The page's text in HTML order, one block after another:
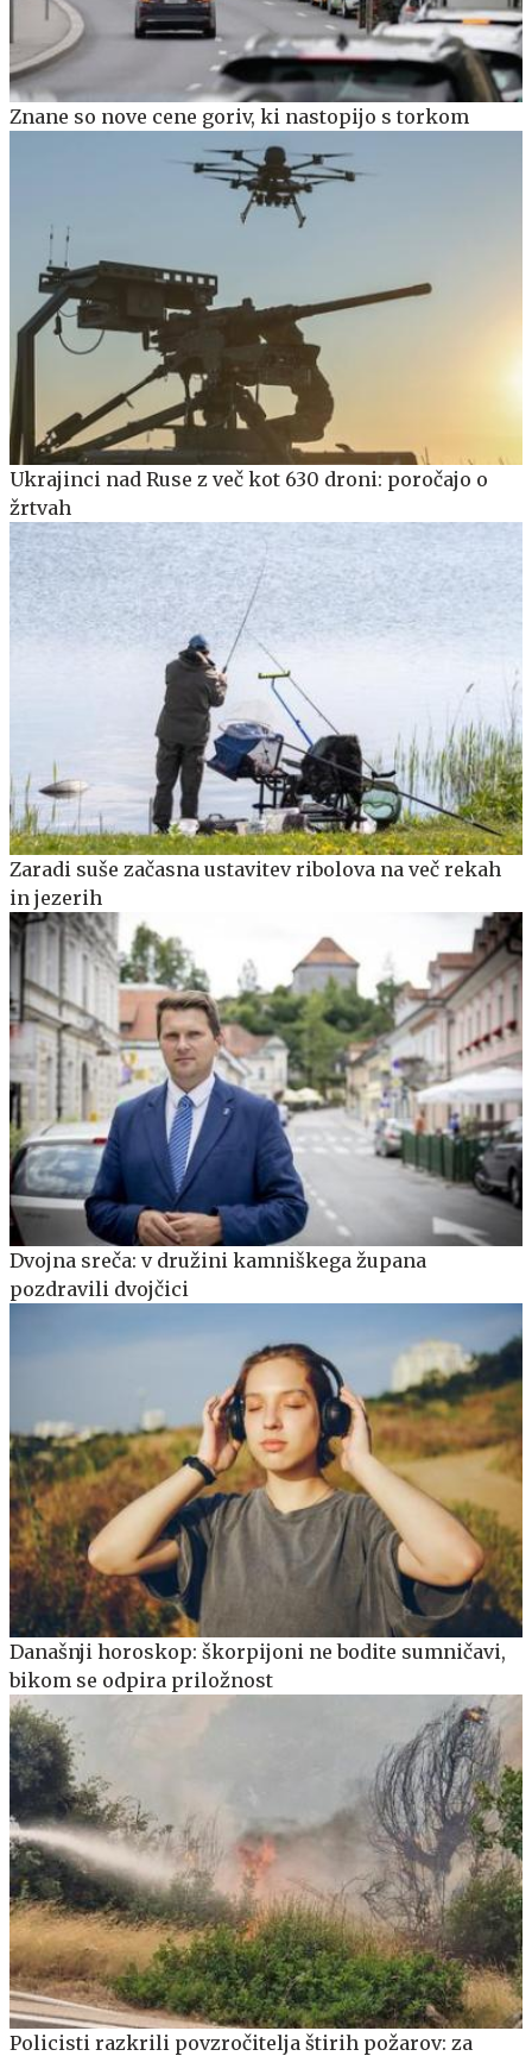
Znane so nove cene goriv, ki nastopijo s torkom
Ukrajinci nad Ruse z več kot 630 droni: poročajo o
žrtvah
Zaradi suše začasna ustavitev ribolova na več rekah
in jezerih
Dvojna sreča: v družini kamniškega župana
pozdravili dvojčici
Današnji horoskop: škorpijoni ne bodite sumničavi,
bikom se odpira priložnost
Policisti razkrili povzročitelja štirih požarov: za